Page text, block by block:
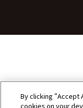
By clicking “Accept
cookies on your